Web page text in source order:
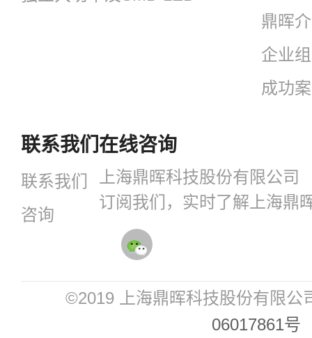
鼎晖
企业
成功
联系我们
联系我们
咨询
在线咨询
上海鼎晖科技股份有限公司
订阅我们，实时了解上海鼎
©2019 上海鼎晖科技股份有限公
06017861号